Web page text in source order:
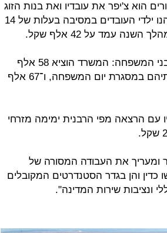
הוא צ'יפר את עובדיו ואת בנות הזוג
במסיבה בעלות של 49 אלף שקל; בחנוכה נהנו ילדי העובדים במסיבה בעלות של 14
עמד על 42 אלף שקל.
וזאת עוד מבלי לדבר על ימי הכיף לעובדים ובני המשפחה: המשרד הוציא 58 אלף
שקל על יום כיף לעובדי המשרד ובני משפחותיהם במסגרת יום המשפחה, ו־67 אלף
עם הרצאה מפי הרבנית ימימה מזרחי
ומעריך את העבודה המסורה של
כדין והן בגדר הסטנדרטים המקובלים
ונציבות שירות המדינה".